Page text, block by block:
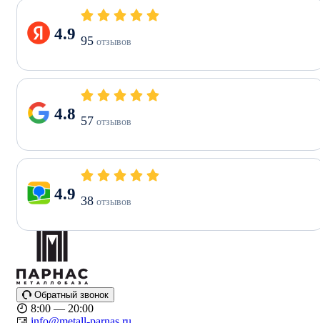
4.9 95 отзывов
4.8 57 отзывов
4.9 38 отзывов
Обратный звонок
8:00 — 20:00